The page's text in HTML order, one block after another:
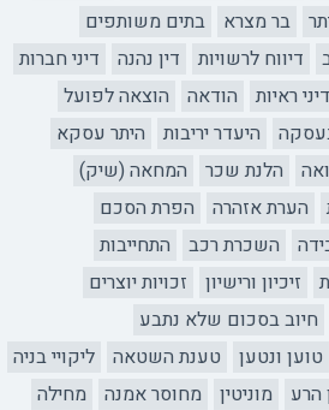
בר מצרא
בתים משותפים
דיווח לרשויות דין נהנה
דיני חברות
דיני ראיות הודאה
הוצאה לפועל
היעדר יריבות
היתר עסקא
הלנת שכר
המחאה (שיק)
הערת אזהרה
הפרת הסכם
השכרת רכב
התחייבות
זיכיון ורישיון
זכויות יוצרים
חיוב בסכום שלא נתבע
טוען ונטען טענת השטאה
ליקויי בניה
הרע מוניטין מחוסר אמנה
מחילה